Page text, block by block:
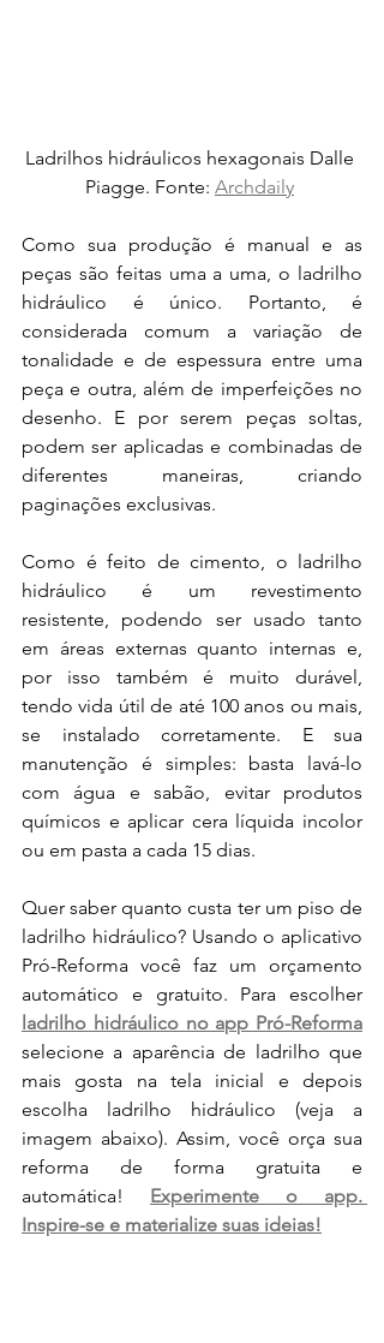
Ladrilhos hidráulicos hexagonais Dalle
Piagge. Fonte: Archdaily
Como sua produção é manual e as
peças são feitas uma a uma, o ladrilho
hidráulico é único. Portanto, é
considerada comum a variação de
tonalidade e de espessura entre uma
peça e outra, além de imperfeições no
desenho. E por serem peças soltas,
podem ser aplicadas e combinadas de
diferentes maneiras, criando
paginações exclusivas.
Como é feito de cimento, o ladrilho
hidráulico é um revestimento
resistente, podendo ser usado tanto
em áreas externas quanto internas e,
por isso também é muito durável,
tendo vida útil de até 100 anos ou mais,
se instalado corretamente. E sua
manutenção é simples: basta lavá-lo
com água e sabão, evitar produtos
químicos e aplicar cera líquida incolor
ou em pasta a cada 15 dias.
Quer saber quanto custa ter um piso de
ladrilho hidráulico? Usando o aplicativo
Pró-Reforma você faz um orçamento
ladrilho hidráulico no app Pró-Reforma
selecione a aparência de ladrilho que
mais gosta na tela inicial e depois
escolha ladrilho hidráulico (veja a
imagem abaixo). Assim, você orça sua
reforma de forma gratuita e
automática! Experimente o app.
Inspire-se e materialize suas ideias!